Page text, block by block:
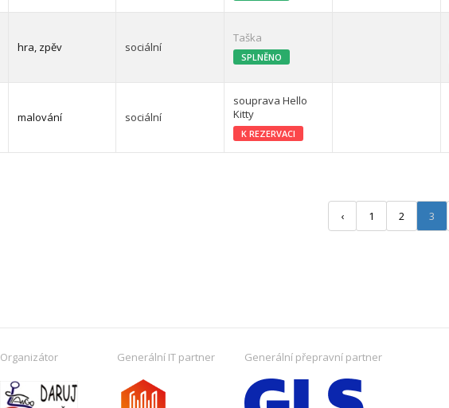
hra, zpěv sociální
Taška
SPLNĚNO
malování sociální
souprava Hello
Kitty
K REZERVACI
‹ 1 2 3
Organizátor Generální IT partner Generální přepravní partner